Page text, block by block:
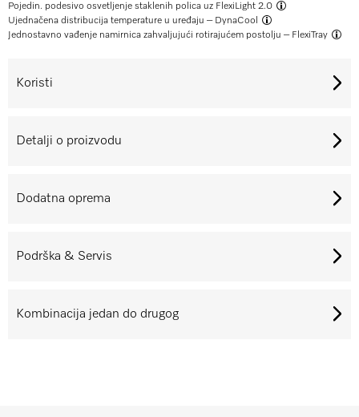
Pojedin. podesivo osvetljenje staklenih polica uz FlexiLight 2.0
Ujednačena distribucija temperature u uređaju – DynaCool
Jednostavno vađenje namirnica zahvaljujući rotirajućem postolju – FlexiTray
Koristi
Detalji o proizvodu
Dodatna oprema
Podrška & Servis
Kombinacija jedan do drugog